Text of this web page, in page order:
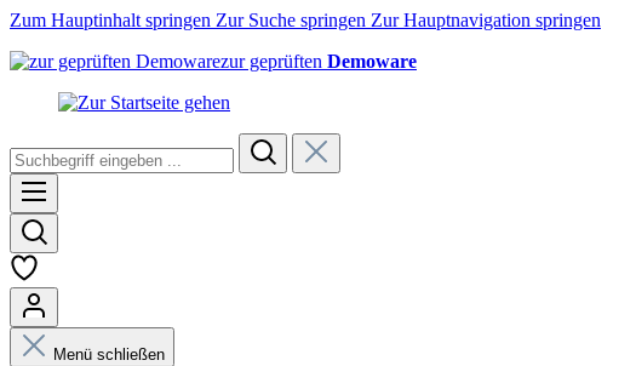
Zum Hauptinhalt springen Zur Suche springen Zur Hauptnavigation springen
zur geprüften Demoware
Menü schließen